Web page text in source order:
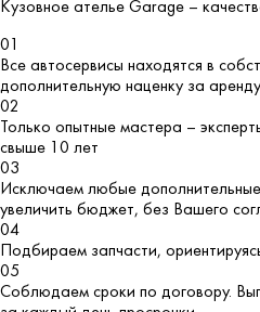
Кузовное ателье Garage –
01
Все автосервисы находятся в
дополнительную наценку за аренду
02
Только опытные мастера –
свыше 10 лет
03
Исключаем любые
увеличить бюджет, без Вашего
04
Подбираем запчасти,
05
Соблюдаем сроки по договору.